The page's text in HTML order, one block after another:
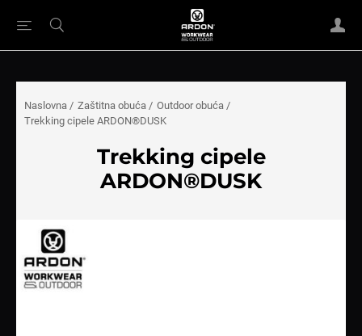
Naslovna / Zaštitna obuća / Outdoor obuća /
Trekking cipele ARDON®DUSK
Trekking cipele
ARDON®DUSK